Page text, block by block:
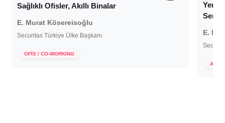
Sağlıklı Ofisler, Akıllı Binalar
E. Murat Kösereisoğlu
Securitas Türkiye Ülke Başkanı
OFİS / CO-WORKING
Yeni
E.
AVM